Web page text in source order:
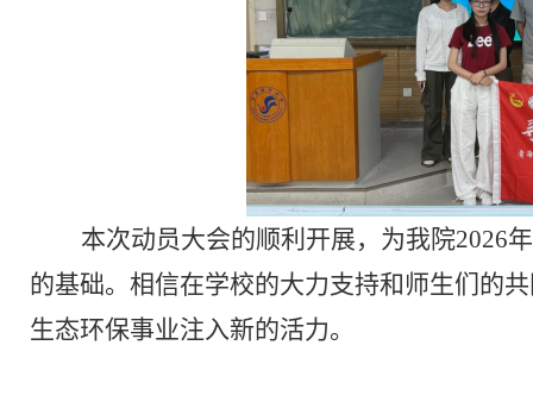
本次动员大会的顺利开展，为我院2026
的基础。相信在学校的大力支持和师生们的
生态环保事业注入新的活力。